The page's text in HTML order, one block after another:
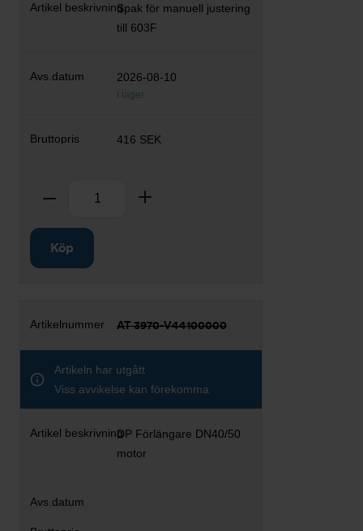
Spak för manuell justering
till 603F
2026-08-10
I lager
416 SEK
Ta bort
Köp
AT 3970-V44100000
Artikeln har utgått
Viss avvikelse kan förekomma
DP Förlängare DN40/50
motor